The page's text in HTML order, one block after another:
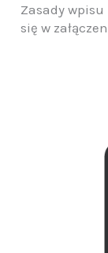
Zasady
się w